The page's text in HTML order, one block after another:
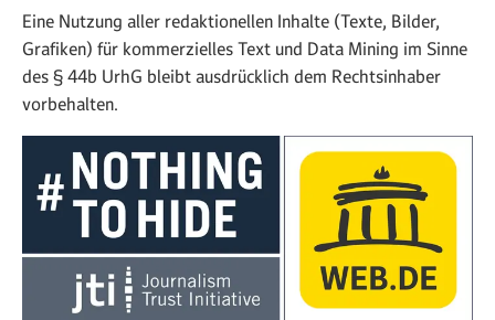
Eine Nutzung aller redaktionellen Inhalte (Texte, Bilder,
Grafiken) für kommerzielles Text und Data Mining im Sinne
des § 44b UrhG bleibt ausdrücklich dem Rechtsinhaber
vorbehalten.